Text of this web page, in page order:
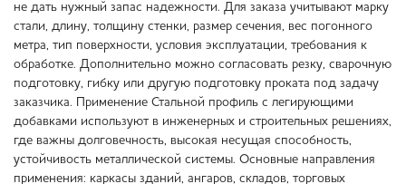
не дать нужный запас надежности. Для заказа учитывают марку
стали, длину, толщину стенки, размер сечения, вес погонного
метра, тип поверхности, условия эксплуатации, требования к
обработке. Дополнительно можно согласовать резку, сварочную
подготовку, гибку или другую подготовку проката под задачу
заказчика. Применение Стальной профиль с легирующими
добавками используют в инженерных и строительных решениях,
где важны долговечность, высокая несущая способность,
устойчивость металлической системы. Основные направления
применения: каркасы зданий, ангаров, складов, торговых